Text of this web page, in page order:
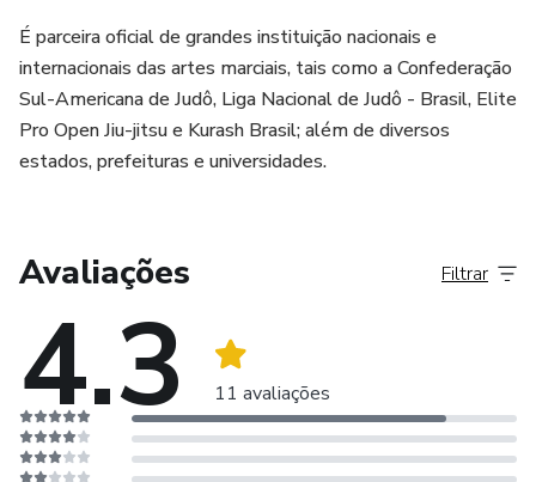
É parceira oficial de grandes instituição nacionais e
internacionais das artes marciais, tais como a Confederação
Sul-Americana de Judô, Liga Nacional de Judô - Brasil, Elite
Pro Open Jiu-jitsu e Kurash Brasil; além de diversos
estados, prefeituras e universidades.
Avaliações
4.3 11 avaliações
Filtrar